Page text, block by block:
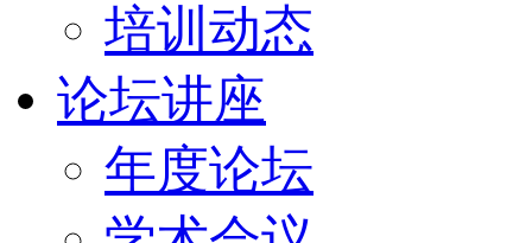
培训动态
论坛讲座
年度论坛